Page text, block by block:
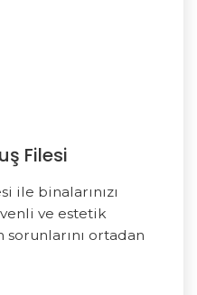
Filesi
ile binalarınızı
ve estetik
ortadan